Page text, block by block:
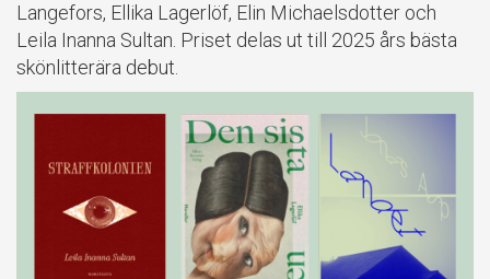
Langefors, Ellika Lagerlöf, Elin Michaelsdotter och
Leila Inanna Sultan. Priset delas ut till 2025 års bästa
skönlitterära debut.